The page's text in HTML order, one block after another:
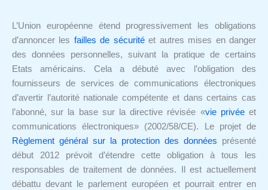
L’Union européenne étend progressivement les obligations
d’annoncer les failles de sécuritéet autres mises en danger
des données personnelles, suivant la pratique de certains
Etats américains. Cela a débuté avec l’obligation des
fournisseurs de services de communications électroniques
d’avertir l’autorité nationale compétente et dans certains cas
l’abonné, sur la base sur la directive révisée «vie privéeet
communications électroniques» (2002/58/CE). Le projet de
Règlement général sur la protection des données présenté
début 2012 prévoit d’étendre cette obligation à tous les
responsables de traitement de données. Il est actuellement
débattu devant le parlement européen et pourrait entrer en